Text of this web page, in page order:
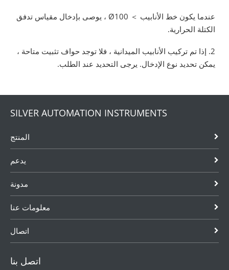
عندما يكون خط الأنابيب ＞ Ø100 ، يوصى بإدخال مقياس تدفق
الكتلة الحرارية.
2. إذا تم تركيب الأنابيب الميدانية ، فلا توجد حواف تثبيت متاحة ،
يمكن تحديد نوع الإدخال. يرجى التحديد عند الطلب.
SILVER AUTOMATION INSTRUMENTS
المنتج
يدعم
مدونة
معلومات عنا
اتصال
اتصل بنا